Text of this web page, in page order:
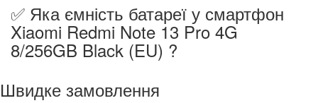
✅ Яка ємність батареї у смартфон
Xiaomi Redmi Note 13 Pro 4G
8/256GB Black (EU) ?
Швидке замовлення